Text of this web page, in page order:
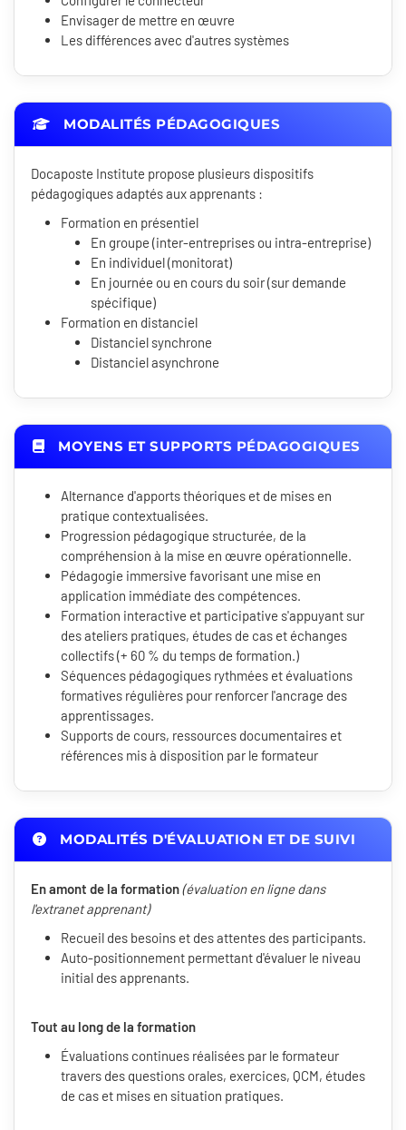
Envisager de mettre en œuvre
Les différences avec d'autres systèmes
MODALITÉS PÉDAGOGIQUES
Docaposte Institute propose plusieurs dispositifs
pédagogiques adaptés aux apprenants :
Formation en présentiel
En groupe (inter-entreprises ou intra-entreprise)
En individuel (monitorat)
En journée ou en cours du soir (sur demande
spécifique)
Formation en distanciel
Distanciel synchrone
Distanciel asynchrone
MOYENS ET SUPPORTS PÉDAGOGIQUES
Alternance d'apports théoriques et de mises en
pratique contextualisées.
Progression pédagogique structurée, de la
compréhension à la mise en œuvre opérationnelle.
Pédagogie immersive favorisant une mise en
application immédiate des compétences.
Formation interactive et participative s'appuyant sur
des ateliers pratiques, études de cas et échanges
collectifs (+ 60 % du temps de formation.)
Séquences pédagogiques rythmées et évaluations
formatives régulières pour renforcer l'ancrage des
apprentissages.
Supports de cours, ressources documentaires et
références mis à disposition par le formateur
MODALITÉS D'ÉVALUATION ET DE SUIVI
En amont de la formation(évaluation en ligne dans
l'extranet apprenant)
Recueil des besoins et des attentes des participants.
Auto-positionnement permettant d'évaluer le niveau
initial des apprenants.
Tout au long de la formation
Évaluations continues réalisées par le formateur
travers des questions orales, exercices, QCM, études
de cas et mises en situation pratiques.